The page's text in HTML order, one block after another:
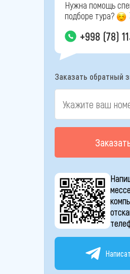
Нужна помощь
подборе тура?
+998 (78)
Заказать обратный